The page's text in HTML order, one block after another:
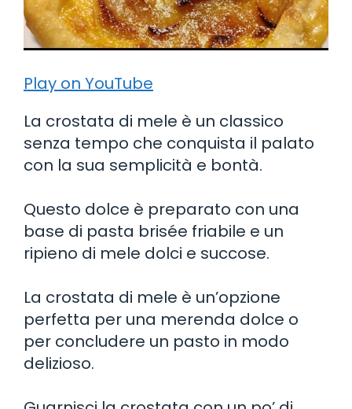
Play on YouTube
La crostata di mele è un classico
senza tempo che conquista il palato
con la sua semplicità e bontà.
Questo dolce è preparato con una
base di pasta brisée friabile e un
ripieno di mele dolci e succose.
La crostata di mele è un’opzione
perfetta per una merenda dolce o
per concludere un pasto in modo
delizioso.